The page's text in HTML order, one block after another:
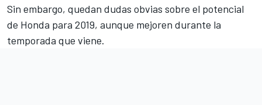
Sin embargo, quedan dudas obvias sobre el potencial
de Honda para 2019, aunque mejoren durante la
temporada que viene.